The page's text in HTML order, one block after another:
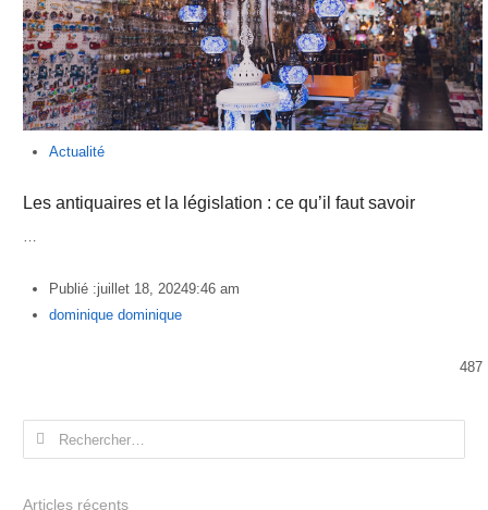
Actualité
Les antiquaires et la législation : ce qu’il faut savoir
…
Publié :juillet 18, 20249:46 am
Author
dominique dominique
487
Rechercher :
Articles récents